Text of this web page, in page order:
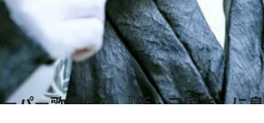
パー歌舞伎」 『新・三国志』に